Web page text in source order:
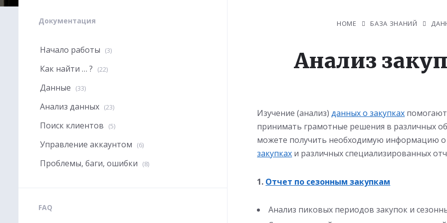
HOME БАЗА ЗНАНИЙ
Анализ
Изучение (анализ)данных о закупках
принимать грамотные решения в различных
можете получить необходимую информацию о
закупках и различных специализированных
1. Отчет по сезонным закупкам
Анализ пиковых периодов закупок и
Документация
Начало работы (3)
Как найти … ? (22)
Данные (33)
Анализ данных (23)
Поиск клиентов (5)
Управление аккаунтом (6)
Проблемы, баги, ошибки (8)
FAQ